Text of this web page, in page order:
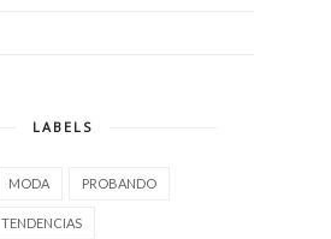
LABELS
MODA PROBANDO
TENDENCIAS